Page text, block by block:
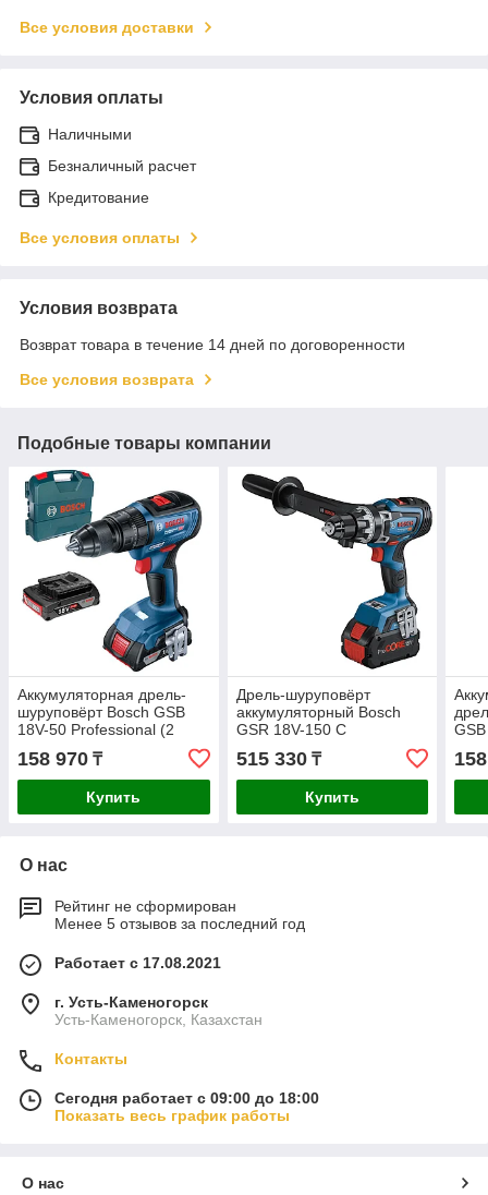
Все условия доставки
Условия оплаты
Наличными
Безналичный расчет
Кредитование
Все условия оплаты
Условия возврата
Возврат товара в течение 14 дней по договоренности
Все условия возврата
Подобные товары компании
Аккумуляторная дрель-
шуруповёрт Bosch GSB
18V-50 Professional (2
аккумулятора)
06019H5100
158 970 ₸
Купить
Дрель-шуруповёрт
аккумуляторный Bosch
GSR 18V-150 C
06019J5005
515 330₸
Купить
О нас
Рейтинг не сформирован
Менее 5 отзывов за последний год
Работает с 17.08.2021
г. Усть-Каменогорск
Усть-Каменогорск, Казахстан
Контакты
Сегодня работает с 09:00 до 18:00
Показать весь график работы
О нас